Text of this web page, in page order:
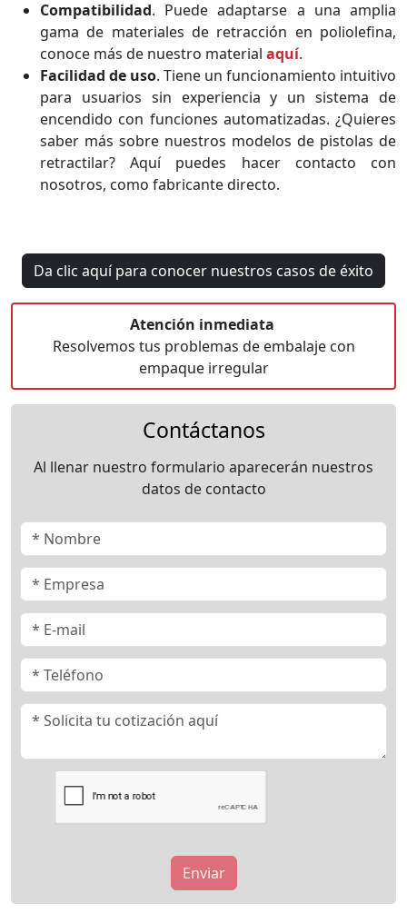
Compatibilidad. Puede adaptarse a una amplia
gama de materiales de retracción en poliolefina,
conoce más de nuestro material aquí.
Facilidad de uso. Tiene un funcionamiento intuitivo
para usuarios sin experiencia y un sistema de
encendido con funciones automatizadas. ¿Quieres
saber más sobre nuestros modelos de pistolas de
retractilar? Aquí puedes hacer contacto con
nosotros, como fabricante directo.
Da clic aquí para conocer nuestros casos de éxito
Atención inmediata
Resolvemos tus problemas de embalaje con
empaque irregular
Contáctanos
Al llenar nuestro formulario aparecerán nuestros
datos de contacto